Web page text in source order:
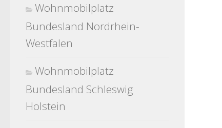
Wohnmobilplatz
Bundesland Nordrhein-
Westfalen
Wohnmobilplatz
Bundesland Schleswig
Holstein